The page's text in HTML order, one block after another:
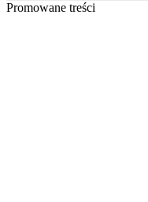
Promowane treści